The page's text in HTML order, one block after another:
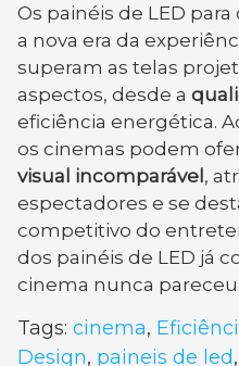
Os painéis de LED
a nova era da
superam as telas
aspectos, desde a
eficiência energética.
os cinemas podem
visual incomparável,
espectadores e se
competitivo do
dos painéis de LED já
cinema nunca
Tags: cinema,
Design, paineis de led,